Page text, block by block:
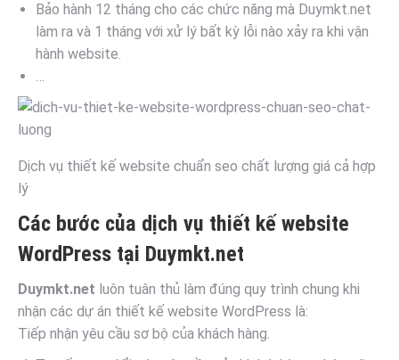
Bảo hành 12 tháng cho các chức năng mà Duymkt.net
làm ra và 1 tháng với xử lý bất kỳ lỗi nào xảy ra khi vận
hành website.
…
Dịch vụ thiết kế website chuẩn seo chất lượng giá cả hợp
lý
Các bước của dịch vụ thiết kế website
WordPress tại Duymkt.net
Duymkt.net luôn tuân thủ làm đúng quy trình chung khi
nhận các dự án thiết kế website WordPress là:
Tiếp nhận yêu cầu sơ bộ của khách hàng.